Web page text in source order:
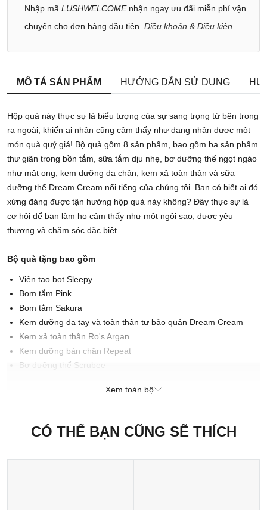
Nhập mã LUSHWELCOMEnhận ngay ưu đãi miễn phí vận
chuyển cho đơn hàng đầu tiên. Điều khoản & Điều kiện
MÔ TẢ SẢN PHẨM HƯỚNG DẪN SỬ DỤNG
Hộp quà này thực sự là biểu tượng của sự sang trọng từ bên trong
ra ngoài, khiến ai nhận cũng cảm thấy như đang nhận được một
món quà quý giá! Bộ quà gồm 8 sản phẩm, bao gồm ba sản phẩm
thư giãn trong bồn tắm, sữa tắm dịu nhẹ, bơ dưỡng thể ngọt ngào
như mật ong, kem dưỡng da chân, kem xả toàn thân và sữa
dưỡng thể Dream Cream nổi tiếng của chúng tôi. Bạn có biết ai đó
xứng đáng được tận hưởng hộp quà này không? Đây thực sự là
cơ hội để bạn làm họ cảm thấy như một ngôi sao, được yêu
thương và chăm sóc đặc biệt.
Bộ quà tặng bao gồm
Viên tạo bọt Sleepy
Bom tắm Pink
Bom tắm Sakura
Kem dưỡng da tay và toàn thân tự bảo quản Dream Cream
Kem xả toàn thân Ro's Argan
Kem dưỡng bàn chân Repeat
Bơ dưỡng thể Scrubee
Bom tắm: Đổ đầy nước ấm vào bồn, ngâm mình trong làn nước
ấm để ngâm mình thư giãn.
Xem toàn bộ
CÓ THỂ BẠN CŨNG SẼ THÍCH